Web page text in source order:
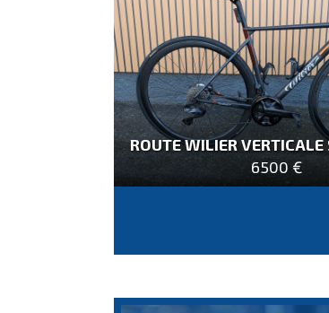
ROUTE WILIER VERTICALE
6500 €